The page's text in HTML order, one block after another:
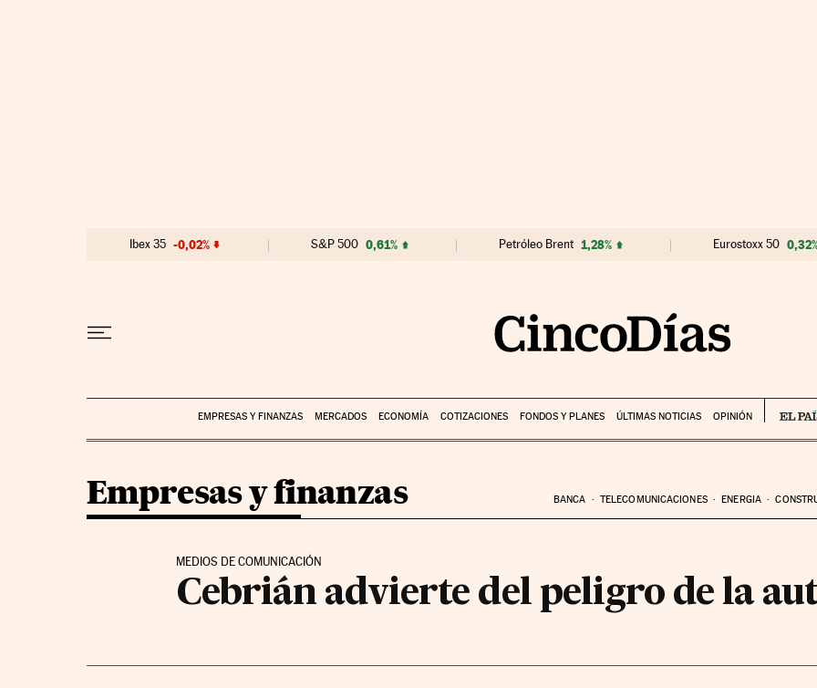
Ibex 35 -0,02% S&P 500 0,61% Petróleo Brent 1,28% Eurostoxx 50
EMPRESAS Y FINANZAS MERCADOS ECONOMÍA COTIZACIONES FONDOS Y PLANES ÚLTIMAS NOTICIAS OPINIÓN
Empresas y finanzas BANCA TELECOMUNICACIONES ENERGIA
MEDIOS DE COMUNICACIÓN
Cebrián advierte del peligro de la